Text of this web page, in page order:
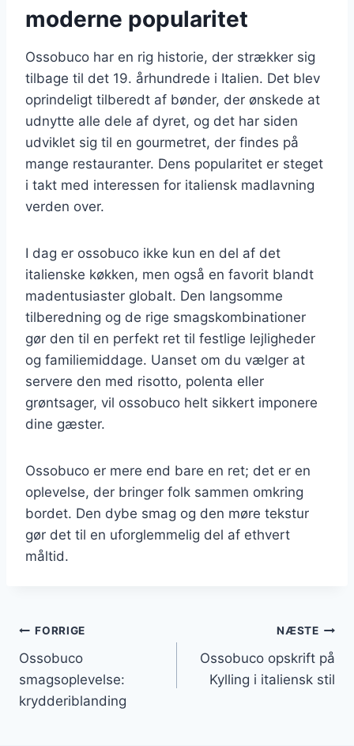
moderne popularitet
Ossobuco har en rig historie, der strækker sig
tilbage til det 19. århundrede i Italien. Det blev
oprindeligt tilberedt af bønder, der ønskede at
udnytte alle dele af dyret, og det har siden
udviklet sig til en gourmetret, der findes på
mange restauranter. Dens popularitet er steget
i takt med interessen for italiensk madlavning
verden over.
I dag er ossobuco ikke kun en del af det
italienske køkken, men også en favorit blandt
madentusiaster globalt. Den langsomme
tilberedning og de rige smagskombinationer
gør den til en perfekt ret til festlige lejligheder
og familiemiddage. Uanset om du vælger at
servere den med risotto, polenta eller
grøntsager, vil ossobuco helt sikkert imponere
dine gæster.
Ossobuco er mere end bare en ret; det er en
oplevelse, der bringer folk sammen omkring
bordet. Den dybe smag og den møre tekstur
gør det til en uforglemmelig del af ethvert
måltid.
Indlægsnavigation
FORRIGE
Ossobuco
smagsoplevelse:
krydderiblanding
NÆSTE
Ossobuco opskrift på
Kylling i italiensk stil